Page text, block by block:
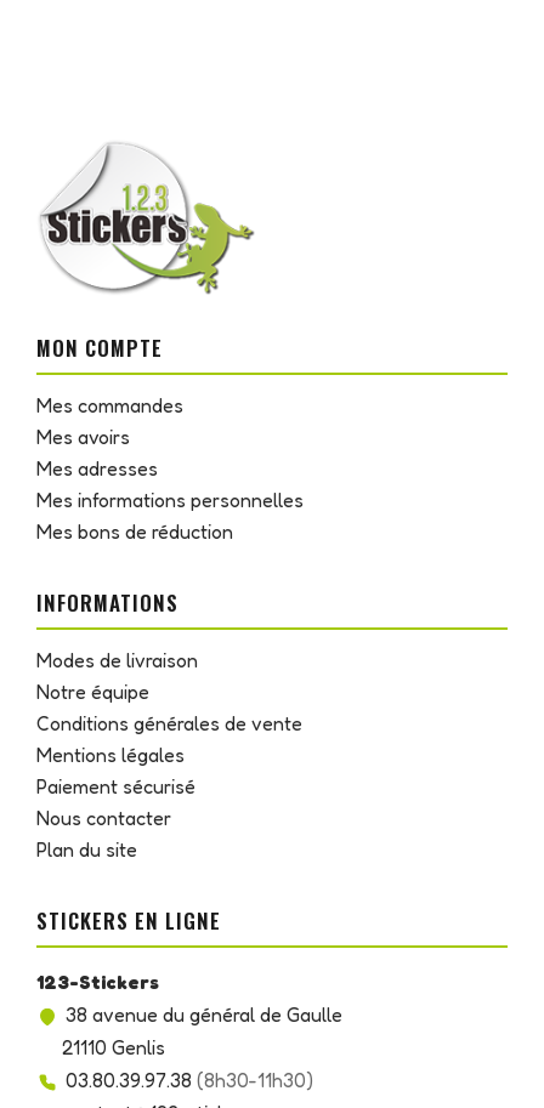
MON COMPTE
Mes commandes
Mes avoirs
Mes adresses
Mes informations personnelles
Mes bons de réduction
INFORMATIONS
Modes de livraison
Notre équipe
Conditions générales de vente
Mentions légales
Paiement sécurisé
Nous contacter
Plan du site
STICKERS EN LIGNE
123-Stickers
38 avenue du général de Gaulle
21110 Genlis
03.80.39.97.38 (8h30-11h30)